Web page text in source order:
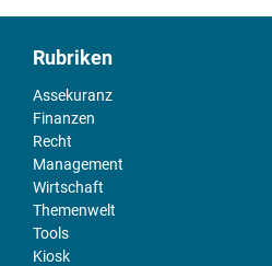
Rubriken
Assekuranz
Finanzen
Recht
Management
Wirtschaft
Themenwelt
Tools
Kiosk